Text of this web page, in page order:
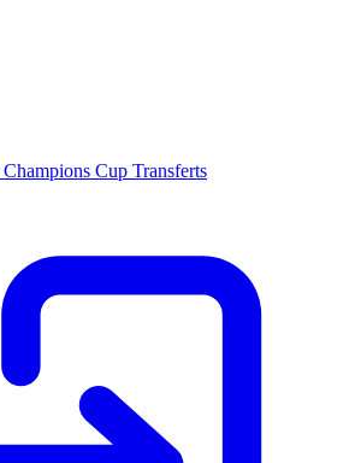
Champions Cup Transferts